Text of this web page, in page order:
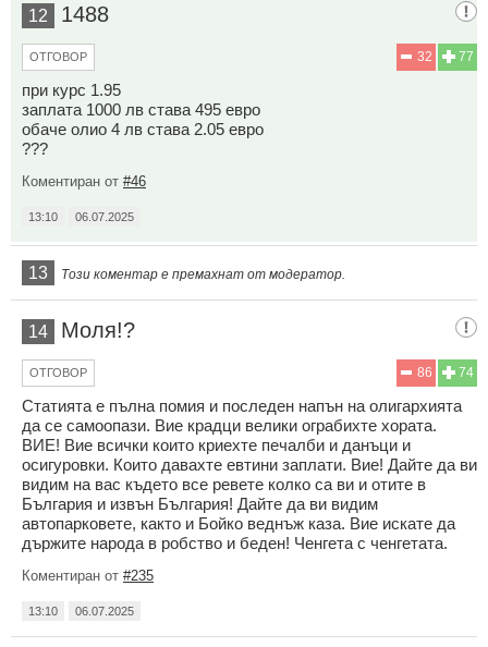
12 1488
77
32
ОТГОВОР
при курс 1.95
заплата 1000 лв става 495 евро
обаче олио 4 лв става 2.05 евро
???
Коментиран от #46
13:10 06.07.2025
13 Този коментар е премахнат от модератор.
14 Моля!?
74
86
ОТГОВОР
Статията е пълна помия и последен напън на олигархията
да се самоопази. Вие крадци велики ограбихте хората.
ВИЕ! Вие всички които криехте печалби и данъци и
осигуровки. Които давахте евтини заплати. Вие! Дайте да ви
видим на вас където все ревете колко са ви и отите в
България и извън България! Дайте да ви видим
автопарковете, както и Бойко веднъж каза. Вие искате да
държите народа в робство и беден! Ченгета с ченгетата.
Коментиран от #235
13:10 06.07.2025